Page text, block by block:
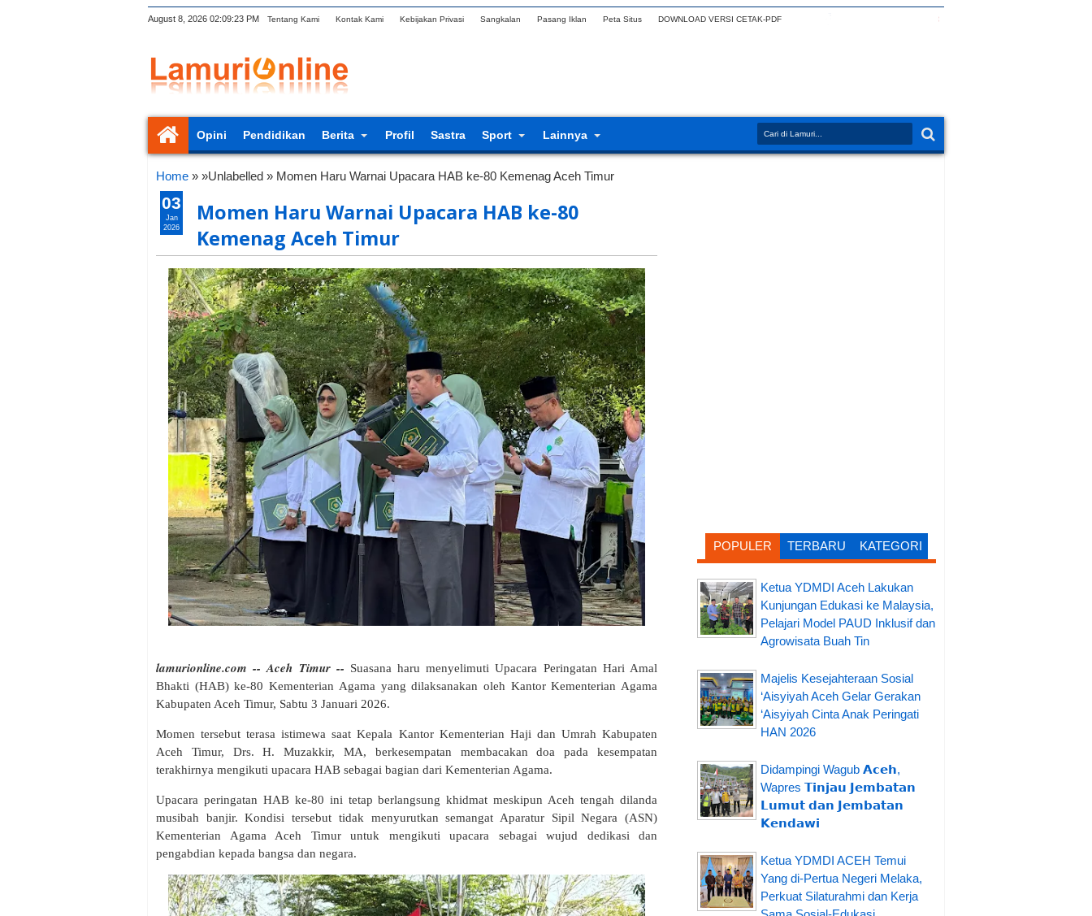
August 8, 2026 02:09:24 PM Tentang Kami Kontak Kami Kebijakan Privasi Sangkalan Pasang Iklan Peta Situs DOWNLOAD VERSI CETAK-PDF
Opini Pendidikan Berita Profil Sastra Sport Lainnya
Home » »Unlabelled » Momen Haru Warnai Upacara HAB ke-80 Kemenag Aceh Timur
Momen Haru Warnai Upacara HAB ke-80
Kemenag Aceh Timur
lamurionline.com -- Aceh Timur -- Suasana haru menyelimuti Upacara Peringatan Hari Amal
Bhakti (HAB) ke-80 Kementerian Agama yang dilaksanakan oleh Kantor Kementerian Agama
Kabupaten Aceh Timur, Sabtu 3 Januari 2026.
Momen tersebut terasa istimewa saat Kepala Kantor Kementerian Haji dan Umrah Kabupaten
Aceh Timur, Drs. H. Muzakkir, MA, berkesempatan membacakan doa pada kesempatan
terakhirnya mengikuti upacara HAB sebagai bagian dari Kementerian Agama.
Upacara peringatan HAB ke-80 ini tetap berlangsung khidmat meskipun Aceh tengah dilanda
musibah banjir. Kondisi tersebut tidak menyurutkan semangat Aparatur Sipil Negara (ASN)
Kementerian Agama Aceh Timur untuk mengikuti upacara sebagai wujud dedikasi dan
pengabdian kepada bangsa dan negara.
03
Jan
2026
POPULER TERBARU KATEGORI
Ketua YDMDI Aceh Lakukan
Kunjungan Edukasi ke Malaysia,
Pelajari Model PAUD Inklusif dan
Agrowisata Buah Tin
Majelis Kesejahteraan Sosial
‘Aisyiyah Aceh Gelar Gerakan
‘Aisyiyah Cinta Anak Peringati
HAN 2026
Didampingi Wagub 𝗔𝗰𝗲𝗵,
Wapres 𝗧𝗶𝗻𝗷𝗮𝘂 𝗝𝗲𝗺𝗯𝗮𝘁𝗮𝗻
𝗟𝘂𝗺𝘂𝘁 𝗱𝗮𝗻 𝗝𝗲𝗺𝗯𝗮𝘁𝗮𝗻
𝗞𝗲𝗻𝗱𝗮𝘄𝗶
Ketua YDMDI ACEH Temui
Yang di-Pertua Negeri Melaka,
Perkuat Silaturahmi dan Kerja